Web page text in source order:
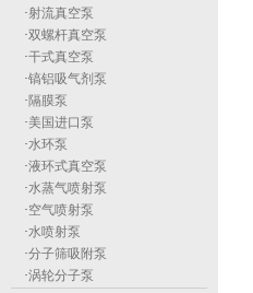
·射流真空泵
·双螺杆真空泵
·干式真空泵
·镐铝吸气剂泵
· 隔膜泵
·美国进口泵
·水环泵
·液环式真空泵
·水蒸气喷射泵
·空气喷射泵
·水喷射泵
·分子筛吸附泵
·涡轮分子泵